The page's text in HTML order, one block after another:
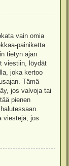
vain omia
painiketta
tietyn ajan
viestiin, löydät
joka kertoo
Tämä
jos valvoja tai
pienen
viestejä, jos